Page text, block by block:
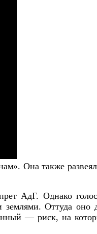
Она также
АдГ. Однако
землями. Оттуда
— риск, на